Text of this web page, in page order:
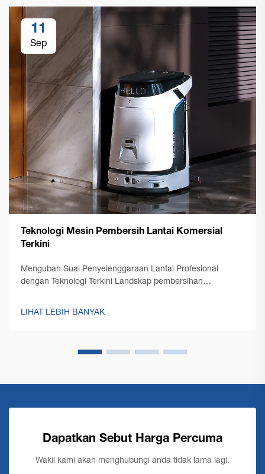
11
Sep
Teknologi Mesin Pembersih Lantai Komersial
Terkini
Mengubah Suai Penyelenggaraan Lantai Profesional
dengan Teknologi Terkini Landskap pembersihan
dengan kemunculan teknologi mesin pembersih lantai
LIHAT LEBIH BANYAK
Dapatkan Sebut Harga Percuma
Wakil kami akan menghubungi anda tidak lama lagi.